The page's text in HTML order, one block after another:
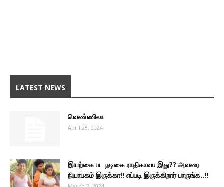
LATEST NEWS
வெண்ணிலா
April 28, 2024
இயற்கை பட நடிகை ராதிகாவா இது?? அவரை
நியாபகம் இருக்கா!! எப்படி இருக்கிறார் பாருங்க..!!